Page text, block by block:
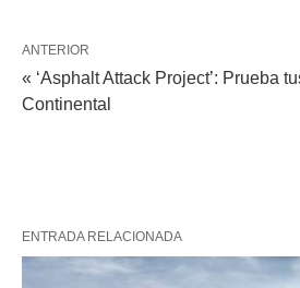
ANTERIOR
« ‘Asphalt Attack Project’: Prueba
Continental
ENTRADA RELACIONADA